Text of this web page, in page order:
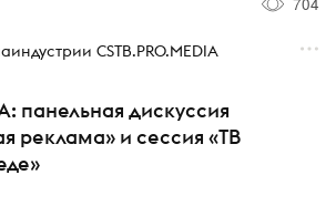
CSTB.PRO.MEDIA
панельная дискуссия
реклама» и сессия «ТВ